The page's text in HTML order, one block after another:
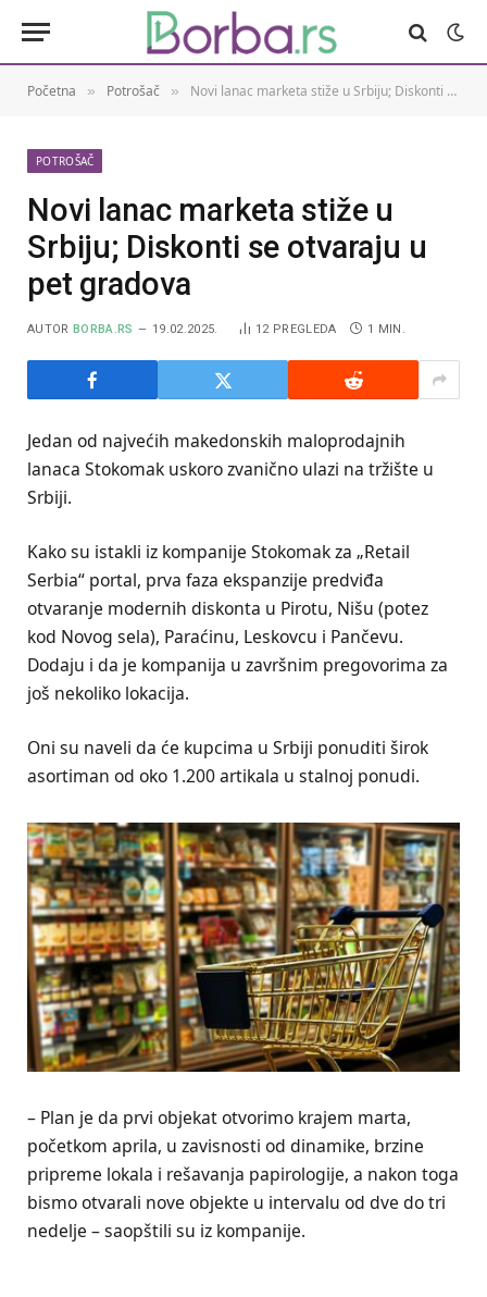
Početna » Potrošač » Novi lanac marketa stiže u Srbiju; Diskonti se otvaraju u pet gradova
POTROŠAČ
Novi lanac marketa stiže u
Srbiju; Diskonti se otvaraju u
pet gradova
AUTOR BORBA.RS 19.02.2025. 12 PREGLEDA 1 MIN.
Jedan od najvećih makedonskih maloprodajnih
lanaca Stokomak uskoro zvanično ulazi na tržište u
Srbiji.
Kako su istakli iz kompanije Stokomak za „Retail
Serbia“ portal, prva faza ekspanzije predviđa
otvaranje modernih diskonta u Pirotu, Nišu (potez
kod Novog sela), Paraćinu, Leskovcu i Pančevu.
Dodaju i da je kompanija u završnim pregovorima za
još nekoliko lokacija.
Oni su naveli da će kupcima u Srbiji ponuditi širok
asortiman od oko 1.200 artikala u stalnoj ponudi.
– Plan je da prvi objekat otvorimo krajem marta,
početkom aprila, u zavisnosti od dinamike, brzine
pripreme lokala i rešavanja papirologije, a nakon toga
bismo otvarali nove objekte u intervalu od dve do tri
nedelje – saopštili su iz kompanije.